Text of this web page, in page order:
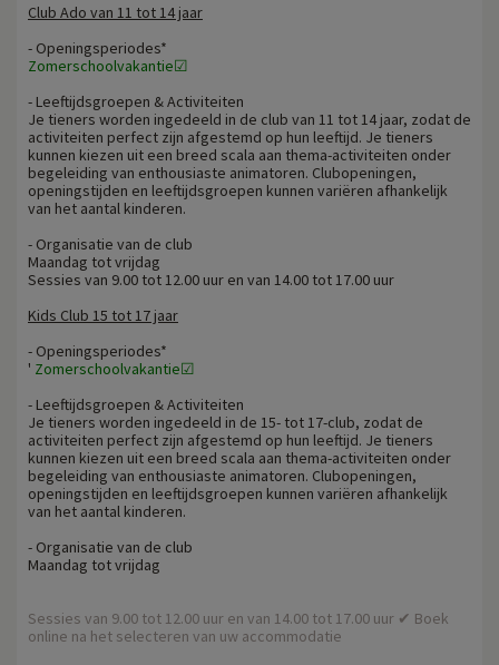
Club Ado van 11 tot 14 jaar
- Openingsperiodes*
Zomerschoolvakantie☑
- Leeftijdsgroepen & Activiteiten
Je tieners worden ingedeeld in de club van 11 tot 14 jaar, zodat de
activiteiten perfect zijn afgestemd op hun leeftijd. Je tieners
kunnen kiezen uit een breed scala aan thema-activiteiten onder
begeleiding van enthousiaste animatoren. Clubopeningen,
openingstijden en leeftijdsgroepen kunnen variëren afhankelijk
van het aantal kinderen.
- Organisatie van de club
Maandag tot vrijdag
Sessies van 9.00 tot 12.00 uur en van 14.00 tot 17.00 uur
Kids Club 15 tot 17 jaar
- Openingsperiodes*
' Zomerschoolvakantie☑
- Leeftijdsgroepen & Activiteiten
Je tieners worden ingedeeld in de 15- tot 17-club, zodat de
activiteiten perfect zijn afgestemd op hun leeftijd. Je tieners
kunnen kiezen uit een breed scala aan thema-activiteiten onder
begeleiding van enthousiaste animatoren. Clubopeningen,
openingstijden en leeftijdsgroepen kunnen variëren afhankelijk
van het aantal kinderen.
- Organisatie van de club
Maandag tot vrijdag
Sessies van 9.00 tot 12.00 uur en van 14.00 tot 17.00 uur ✔ Boek
online na het selecteren van uw accommodatie